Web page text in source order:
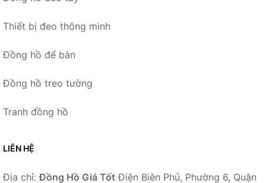
Thiết bị đeo thông minh
Đồng hồ để bàn
Đồng hồ treo tường
Tranh đồng hồ
LIÊN HỆ
Địa chỉ:Đồng Hồ Giá Tốt Điện Biên Phủ, Phường 6, Quận